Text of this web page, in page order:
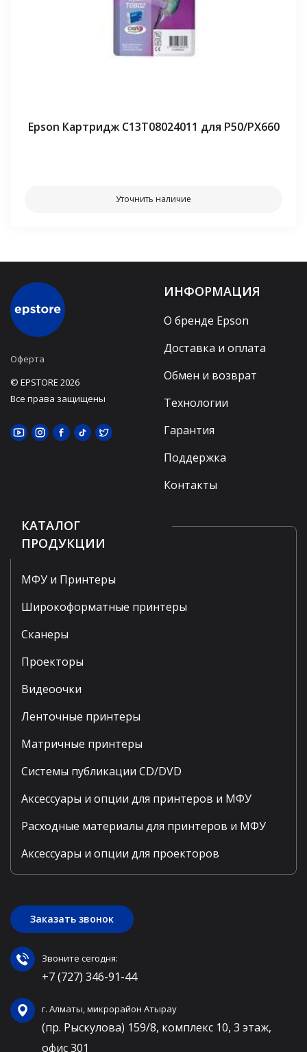
Epson Картридж C13T08024011 для P50/PX660
Уточнить наличие
Оферта
© EPSTORE 2026
Все права защищены
ИНФОРМАЦИЯ
О бренде Epson
Доставка и оплата
Обмен и возврат
Технологии
Гарантия
Поддержка
Контакты
КАТАЛОГ
ПРОДУКЦИИ
МФУ и Принтеры
Широкоформатные принтеры
Сканеры
Проекторы
Видеоочки
Ленточные принтеры
Матричные принтеры
Системы публикации CD/DVD
Аксессуары и опции для принтеров и МФУ
Расходные материалы для принтеров и МФУ
Аксессуары и опции для проекторов
Заказать звонок
Звоните сегодня:
+7 (727) 346-91-44
г. Алматы, микрорайон Атырау
(пр. Рыскулова) 159/8, комплекс 10, 3 этаж,
офис 301